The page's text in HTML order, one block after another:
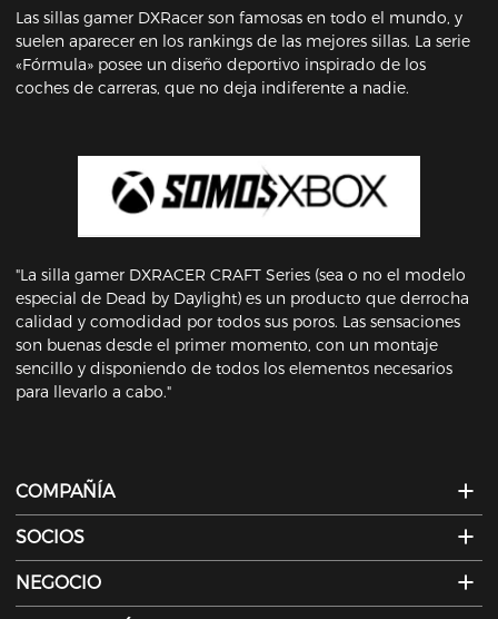
Las sillas gamer DXRacer son famosas en todo el mundo, y
suelen aparecer en los rankings de las mejores sillas. La serie
«Fórmula» posee un diseño deportivo inspirado de los
coches de carreras, que no deja indiferente a nadie.
"La silla gamer DXRACER CRAFT Series (sea o no el modelo
especial de Dead by Daylight) es un producto que derrocha
calidad y comodidad por todos sus poros. Las sensaciones
son buenas desde el primer momento, con un montaje
sencillo y disponiendo de todos los elementos necesarios
para llevarlo a cabo."
COMPAÑÍA
SOCIOS
NEGOCIO